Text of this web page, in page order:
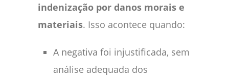
indenização por danos morais e
materiais. Isso acontece quando:
A negativa foi injustificada, sem
análise adequada dos